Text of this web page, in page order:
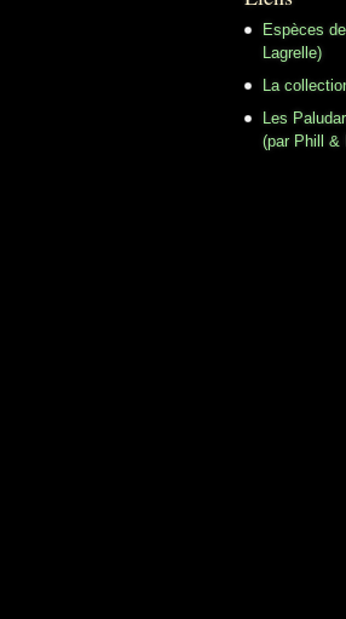
Espèces
Lagrelle)
La
Les
(par Phill &